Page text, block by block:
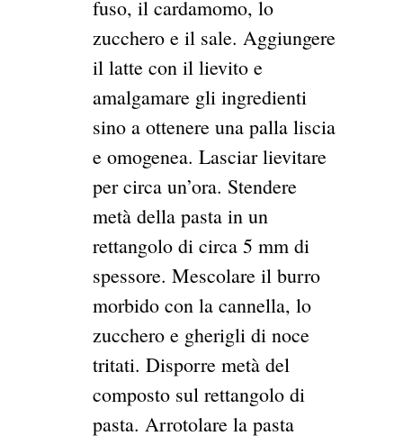
fuso, il cardamomo, lo
zucchero e il sale. Aggiungere
il latte con il lievito e
amalgamare gli ingredienti
sino a ottenere una palla liscia
e omogenea. Lasciar lievitare
per circa un’ora. Stendere
metà della pasta in un
rettangolo di circa 5 mm di
spessore. Mescolare il burro
morbido con la cannella, lo
zucchero e gherigli di noce
tritati. Disporre metà del
composto sul rettangolo di
pasta. Arrotolare la pasta